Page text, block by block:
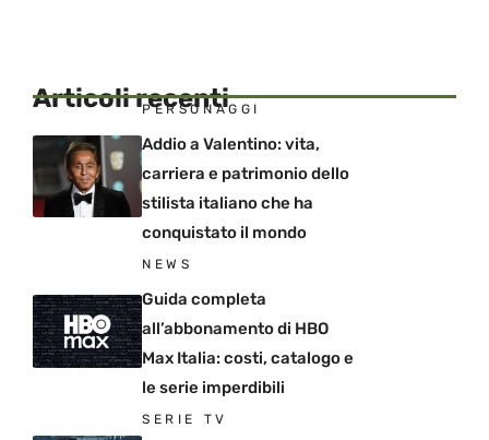
Articoli recenti
PERSONAGGI
Addio a Valentino: vita,
carriera e patrimonio dello
stilista italiano che ha
conquistato il mondo
NEWS
Guida completa
all’abbonamento di HBO
Max Italia: costi, catalogo e
le serie imperdibili
SERIE TV